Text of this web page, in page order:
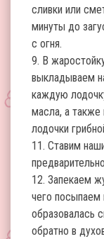
сливки или
минуты до
с огня.
9. В
выкладываем
каждую
масла, а также
лодочки
11. Ставим
12. Запекаем
чего
образовалась
обратно в